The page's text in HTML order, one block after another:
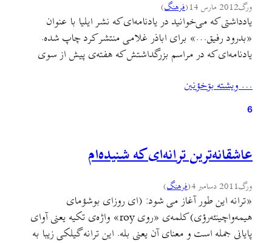
ورگ2012 مارس 14 (فرهنگ)
یادداشتی که می‌خوانید در یادنامه‌ای که نشر ایلیا با عنوان
«بدرود رفیق…» برای اباذر غلامی منتشر کرد چاپ شده.
یادنامه‌ای که در مراسم بزرگداشتش که هفته‌ی پیش از سوی
نشریه گیله‌وا هم چاپ خواهد شد. و متاسفانه بنا به دلایلی در هر
دو این‌ها…
… ويشته بۊخؤنين
6
عاشقانه‌ترین ترانه‌ای که شنیده‌ام
ورگ2011 دسامبر 4 (فرهنگ)
«ترانه این طور آغاز می شود: (ای روزای بوشؤمای
هیمه‌واچینئه‌رؤی) کلمه‌ی «روی roy» واژه‌ی تکیه یعنی آوای
پایانی جمله است و معنای آن یعنی بله. این ترانه گیلکی زیبا به